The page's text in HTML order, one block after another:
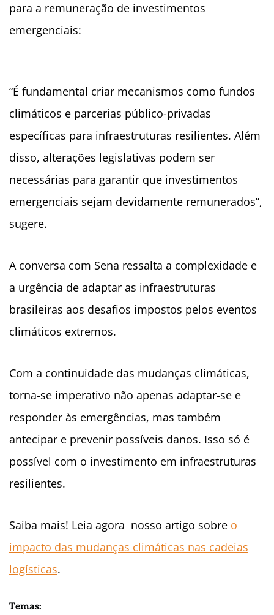
para a remuneração de investimentos
emergenciais:
“É fundamental criar mecanismos como fundos
climáticos e parcerias público-privadas
específicas para infraestruturas resilientes. Além
disso, alterações legislativas podem ser
necessárias para garantir que investimentos
emergenciais sejam devidamente remunerados”,
sugere.
A conversa com Sena ressalta a complexidade e
a urgência de adaptar as infraestruturas
brasileiras aos desafios impostos pelos eventos
climáticos extremos.
Com a continuidade das mudanças climáticas,
torna-se imperativo não apenas adaptar-se e
responder às emergências, mas também
antecipar e prevenir possíveis danos. Isso só é
possível com o investimento em infraestruturas
resilientes.
Saiba mais! Leia agora nosso artigo sobre o
impacto das mudanças climáticas nas cadeias
logísticas.
Temas: